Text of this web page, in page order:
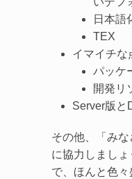
日本語
TEX
イマイチな
パッケ
開発リ
Server版
その他、「み
に協力しまし
で、ほんと色